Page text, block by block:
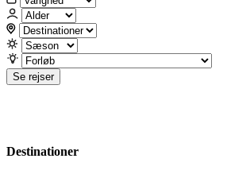
Se rejser
Destinationer